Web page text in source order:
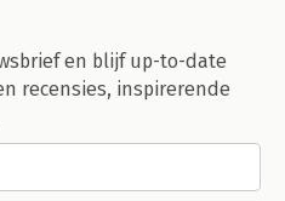
en blijf up-to-date
recensies, inspirerende